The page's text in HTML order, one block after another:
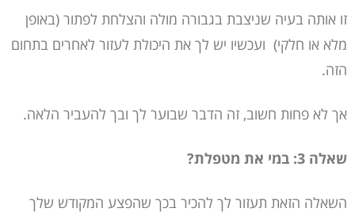
זו אותה בעיה שניצבת בגבורה מולה והצלחת לפתור (באופן
מלא או חלקי) ועכשיו יש לך את היכולת לעזור לאחרים בתחום
הזה.
אך לא פחות חשוב, זה הדבר שבוער לך ובך להעביר הלאה.
שאלה 3: במי את מטפלת?
השאלה הזאת תעזור לך להכיר בכך שהפצע המקודש שלך